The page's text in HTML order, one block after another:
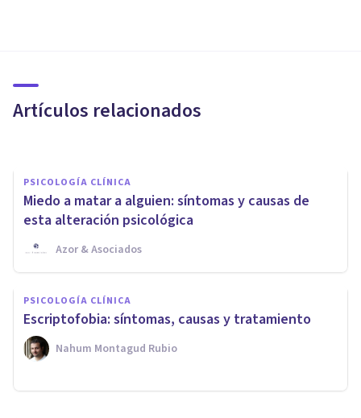
Artículos relacionados
adicción a las compras
PSICOLOGÍA CLÍNICA
Miedo a matar a alguien: síntomas y causas de
esta alteración psicológica
Azor & Asociados
PSICOLOGÍA CLÍNICA
Escriptofobia: síntomas, causas y tratamiento
Nahum Montagud Rubio
La importancia del
Autocuidado del Terapeuta